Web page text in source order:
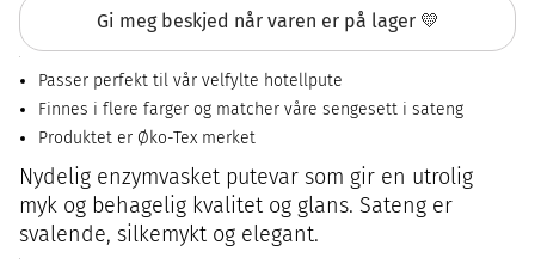
Gi meg beskjed når varen er på lager 💛
Passer perfekt til vår velfylte hotellpute
Finnes i flere farger og matcher våre sengesett i sateng
Produktet er Øko-Tex merket
Nydelig enzymvasket putevar som gir en utrolig
myk og behagelig kvalitet og glans. Sateng er
svalende, silkemykt og elegant.